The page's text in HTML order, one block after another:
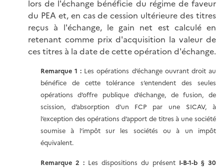
lors de l'échange bénéficie du régime de faveur
du PEA et, en cas de cession ultérieure des titres
reçus à l'échange, le gain net est calculé en
retenant comme prix d'acquisition la valeur de
ces titres à la date de cette opération d'échange.
Remarque 1 : Les opérations d’échange ouvrant droit au
bénéfice de cette tolérance s’entendent des seules
opérations d’offre publique d’échange, de fusion, de
scission, d’absorption d’un FCP par une SICAV, à
l’exception des opérations d’apport de titres à une société
soumise à l’impôt sur les sociétés ou à un impôt
équivalent.
Remarque 2 :Les dispositions du présent I-B-1-b § 30